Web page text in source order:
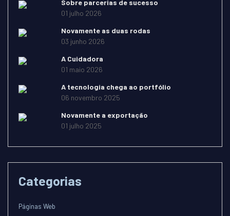
Sobre parcerias de sucesso
01 julho 2026
Novamente as duas rodas
03 junho 2026
A Cuidadora
01 maio 2026
A tecnologia chega ao portfólio
06 novembro 2025
Novamente a exportação
01 julho 2025
Categorias
Páginas Web